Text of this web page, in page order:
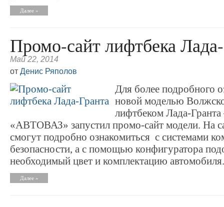
Далее »
Промо-сайт лифтбека
Май 22, 2014
от Денис Ряполов
Для более подробного
новой моделью
лифтбеком Лада-
«АВТОВАЗ» запустил промо-сайт модели. На
смогут подробно ознакомиться с системами
безопасности, а с помощью конфигуратора
необходимый цвет и комплектацию автомобиля.
Далее »